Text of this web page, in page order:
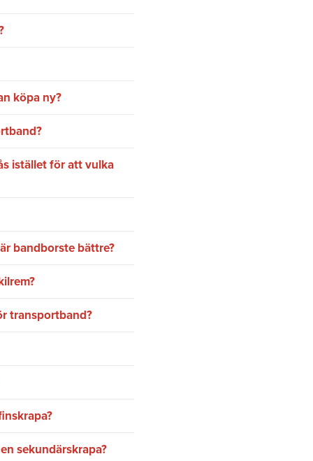
köpa ny?
istället för att vulka
bandborste bättre?
transportband?
sekundärskrapa?